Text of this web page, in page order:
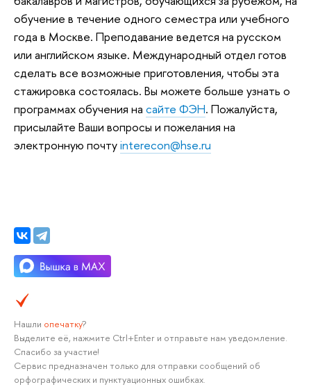
обучение в течение одного семестра или учебного
года в Москве. Преподавание ведется на русском
или английском языке. Международный отдел готов
сделать все возможные приготовления, чтобы эта
стажировка состоялась. Вы можете больше узнать о
программах обучения на сайте ФЭН. Пожалуйста,
присылайте Ваши вопросы и пожелания на
электронную почтуinterecon@hse.ru
Нашли опечатку?
Выделите её, нажмите Ctrl+Enter и отправьте нам уведомление.
Спасибо за участие!
Сервис предназначен только для отправки сообщений об
орфографических и пунктуационных ошибках.